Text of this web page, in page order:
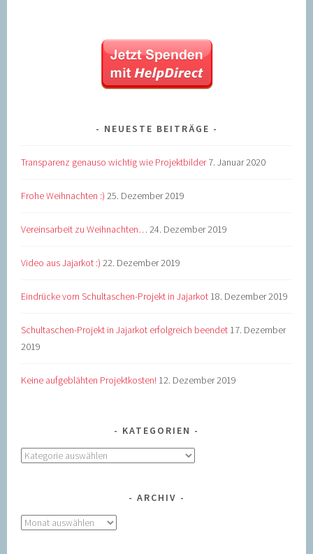
NEUESTE BEITRÄGE
Transparenz genauso wichtig wie Projektbilder 7. Januar 2020
Frohe Weihnachten :) 25. Dezember 2019
Vereinsarbeit zu Weihnachten… 24. Dezember 2019
Video aus Jajarkot :) 22. Dezember 2019
Eindrücke vom Schultaschen-Projekt in Jajarkot 18. Dezember 2019
Schultaschen-Projekt in Jajarkot erfolgreich beendet 17. Dezember
2019
Keine aufgeblähten Projektkosten! 12. Dezember 2019
KATEGORIEN
Kategorien
ARCHIV
Archiv